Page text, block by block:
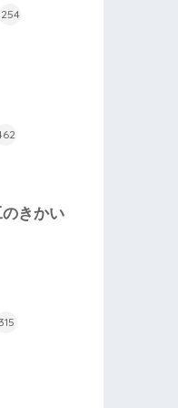
254
きかい
315